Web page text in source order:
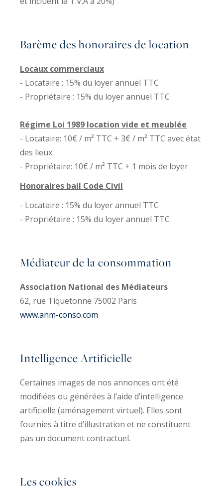
Barème des honoraires de location
Locaux commerciaux
- Locataire : 15% du loyer annuel TTC
- Propriétaire : 15% du loyer annuel TTC
Régime Loi 1989 location vide et meublée
- Locataire: 10€ / m² TTC + 3€ / m² TTC avec état
des lieux
- Propriétaire: 10€ / m² TTC + 1 mois de loyer
Honoraires bail Code Civil
- Locataire : 15% du loyer annuel TTC
- Propriétaire : 15% du loyer annuel TTC
Médiateur de la consommation
Association National des Médiateurs
62, rue Tiquetonne 75002 Paris
www.anm-conso.com
Intelligence Artificielle
Certaines images de nos annonces ont été
modifiées ou générées à l’aide d’intelligence
artificielle (aménagement virtuel). Elles sont
fournies à titre d’illustration et ne constituent
pas un document contractuel.
Les cookies